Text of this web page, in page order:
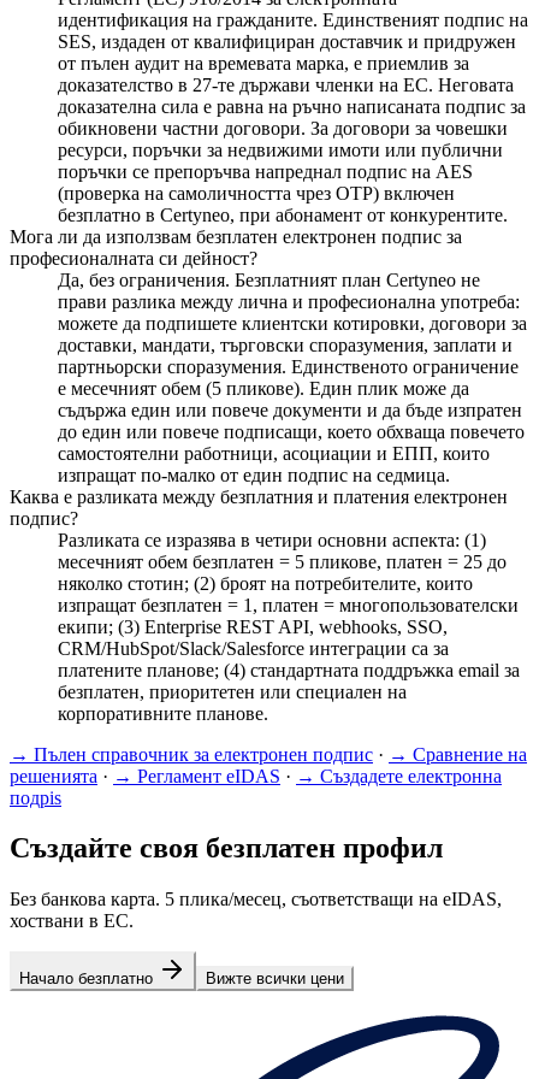
идентификация на гражданите. Единственият подпис на
SES, издаден от квалифициран доставчик и придружен
от пълен аудит на времевата марка, е приемлив за
доказателство в 27-те държави членки на ЕС. Неговата
доказателна сила е равна на ръчно написаната подпис за
обикновени частни договори. За договори за човешки
ресурси, поръчки за недвижими имоти или публични
поръчки се препоръчва напреднал подпис на AES
(проверка на самоличността чрез OTP) включен
безплатно в Certyneo, при абонамент от конкурентите.
Мога ли да използвам безплатен електронен подпис за
професионалната си дейност?
Да, без ограничения. Безплатният план Certyneo не
прави разлика между лична и професионална употреба:
можете да подпишете клиентски котировки, договори за
доставки, мандати, търговски споразумения, заплати и
партньорски споразумения. Единственото ограничение
е месечният обем (5 пликове). Един плик може да
съдържа един или повече документи и да бъде изпратен
до един или повече подписащи, което обхваща повечето
самостоятелни работници, асоциации и ЕПП, които
изпращат по-малко от един подпис на седмица.
Каква е разликата между безплатния и платения електронен
подпис?
Разликата се изразява в четири основни аспекта: (1)
месечният обем безплатен = 5 пликове, платен = 25 до
няколко стотин; (2) броят на потребителите, които
изпращат безплатен = 1, платен = многопользователски
екипи; (3) Enterprise REST API, webhooks, SSO,
CRM/HubSpot/Slack/Salesforce интеграции са за
платените планове; (4) стандартната поддръжка email за
безплатен, приоритетен или специален на
корпоративните планове.
→ Пълен справочник за електронен подпис · → Сравнение на
решенията · → Регламент eIDAS · → Създадете електронна
подpis
Създайте своя безплатен профил
Без банкова карта. 5 плика/месец, съответстващи на eIDAS,
хоствани в ЕС.
Начало безплатно Вижте всички цени